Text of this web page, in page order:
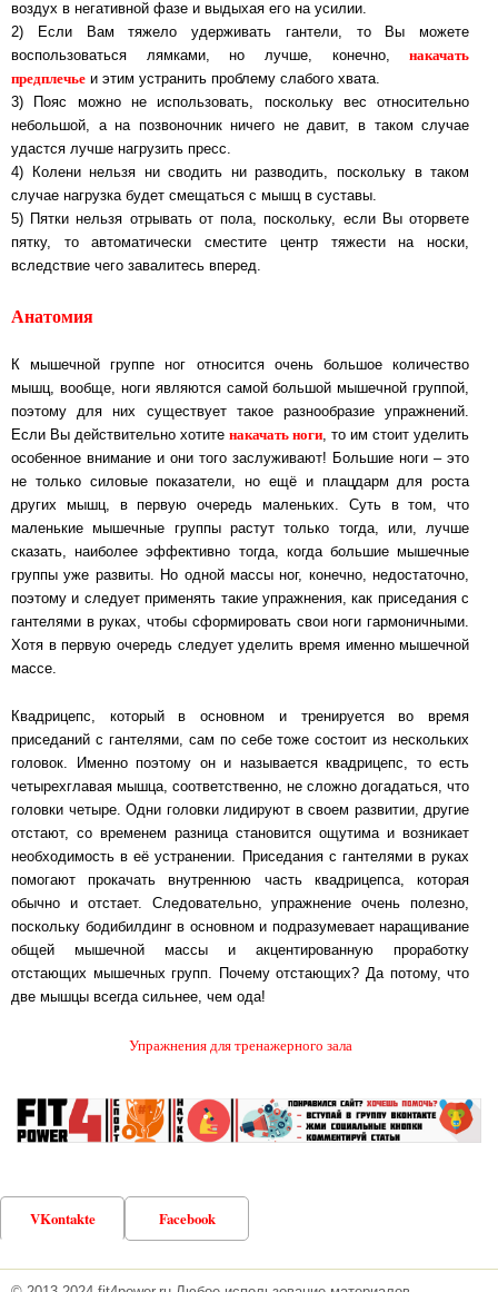
воздух в негативной фазе и выдыхая его на усилии.
2) Если Вам тяжело удерживать гантели, то Вы можете
воспользоваться лямками, но лучше, конечно,накачать
предплечье и этим устранить проблему слабого хвата.
3) Пояс можно не использовать, поскольку вес относительно
небольшой, а на позвоночник ничего не давит, в таком случае
удастся лучше нагрузить пресс.
4) Колени нельзя ни сводить ни разводить, поскольку в таком
случае нагрузка будет смещаться с мышц в суставы.
5) Пятки нельзя отрывать от пола, поскольку, если Вы оторвете
пятку, то автоматически сместите центр тяжести на носки,
вследствие чего завалитесь вперед.
Анатомия
К мышечной группе ног относится очень большое количество
мышц, вообще, ноги являются самой большой мышечной группой,
поэтому для них существует такое разнообразие упражнений.
Если Вы действительно хотитенакачать ноги , то им стоит уделить
особенное внимание и они того заслуживают! Большие ноги – это
не только силовые показатели, но ещё и плацдарм для роста
других мышц, в первую очередь маленьких. Суть в том, что
маленькие мышечные группы растут только тогда, или, лучше
сказать, наиболее эффективно тогда, когда большие мышечные
группы уже развиты. Но одной массы ног, конечно, недостаточно,
поэтому и следует применять такие упражнения, как приседания с
гантелями в руках, чтобы сформировать свои ноги гармоничными.
Хотя в первую очередь следует уделить время именно мышечной
массе.
Квадрицепс, который в основном и тренируется во время
приседаний с гантелями, сам по себе тоже состоит из нескольких
головок. Именно поэтому он и называется квадрицепс, то есть
четырехглавая мышца, соответственно, не сложно догадаться, что
головки четыре. Одни головки лидируют в своем развитии, другие
отстают, со временем разница становится ощутима и возникает
необходимость в её устранении. Приседания с гантелями в руках
помогают прокачать внутреннюю часть квадрицепса, которая
обычно и отстает. Следовательно, упражнение очень полезно,
поскольку бодибилдинг в основном и подразумевает наращивание
общей мышечной массы и акцентированную проработку
отстающих мышечных групп. Почему отстающих? Да потому, что
две мышцы всегда сильнее, чем ода!
Упражнения для тренажерного зала
VKontakte Facebook